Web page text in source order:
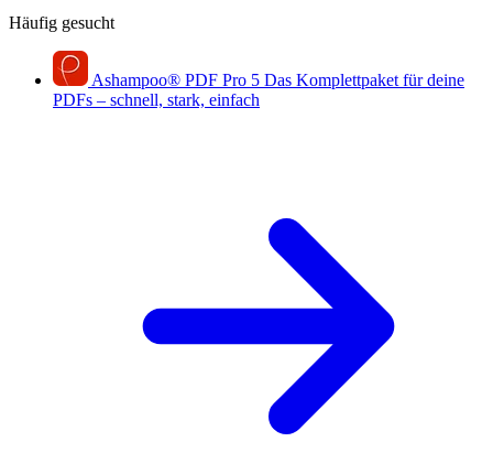
Häufig gesucht
Ashampoo® PDF Pro 5 Das Komplettpaket für deine
PDFs – schnell, stark, einfach